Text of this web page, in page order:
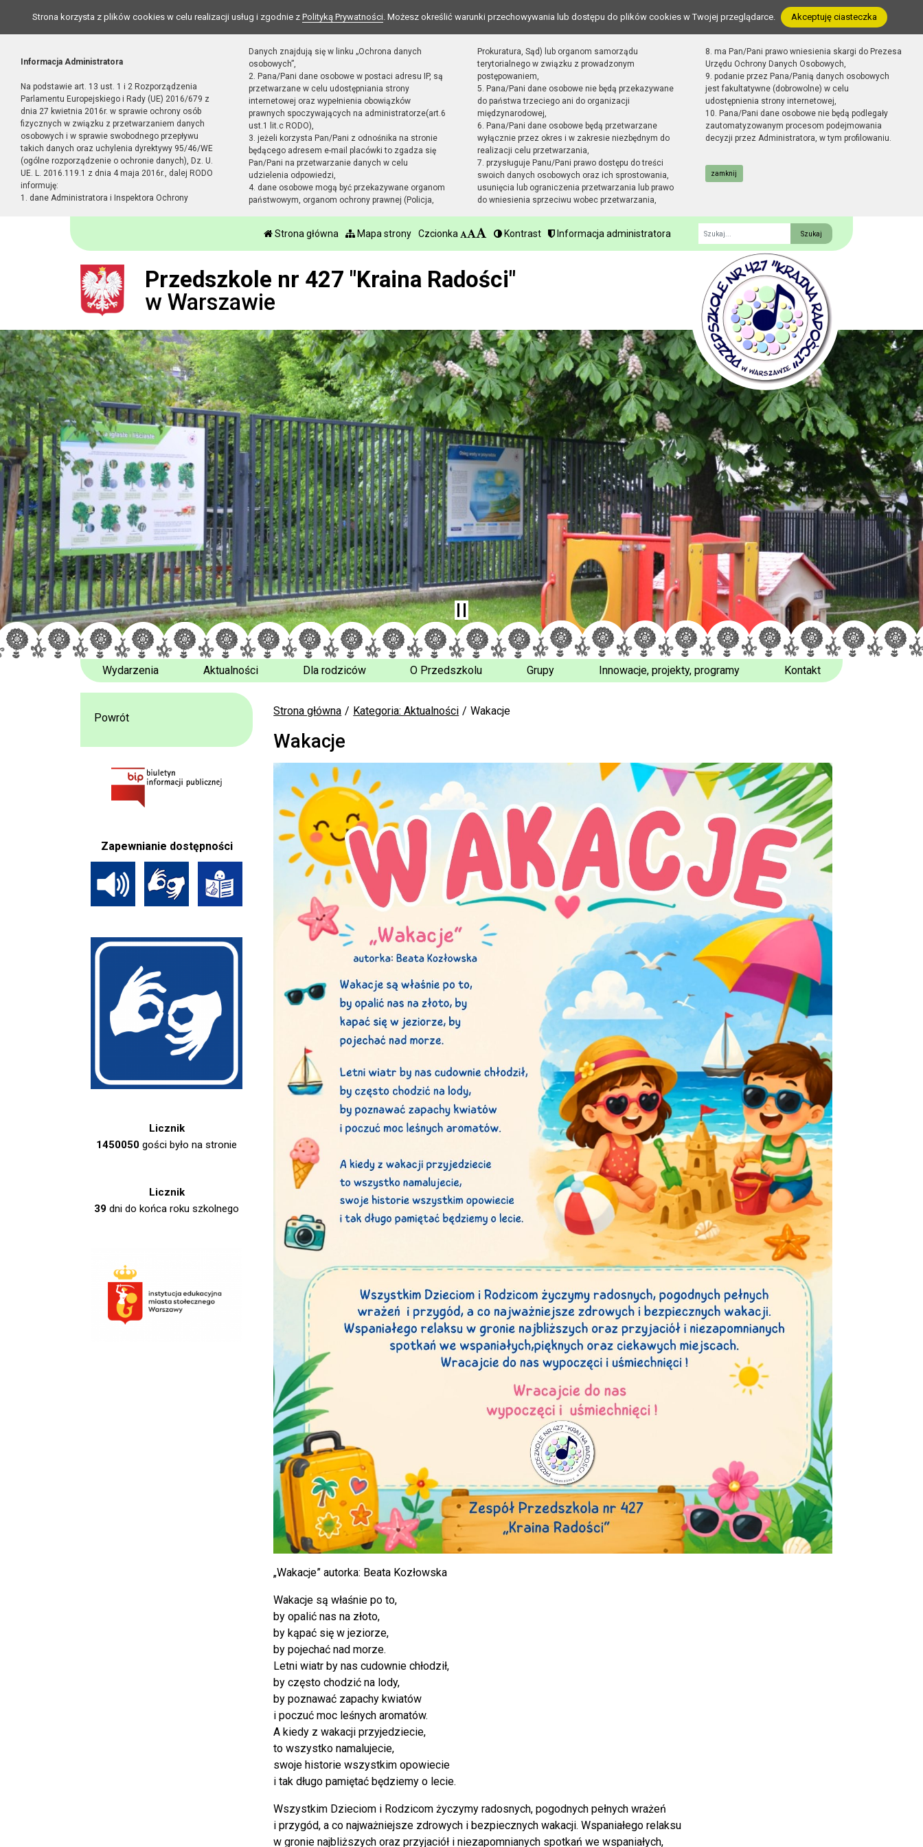
Strona korzysta z plików cookies w celu realizacji usług i zgodnie z Polityką Prywatności. Możesz określić warunki przechowywania lub dostępu do plików cookies w Twojej przeglądarce. Akceptuję ciasteczka
Informacja Administratora
Na podstawie art. 13 ust. 1 i 2 Rozporządzenia
Parlamentu Europejskiego i Rady (UE) 2016/679 z
dnia 27 kwietnia 2016r. w sprawie ochrony osób
fizycznych w związku z przetwarzaniem danych
osobowych i w sprawie swobodnego przepływu
takich danych oraz uchylenia dyrektywy 95/46/WE
(ogólne rozporządzenie o ochronie danych), Dz. U.
UE. L. 2016.119.1 z dnia 4 maja 2016r., dalej RODO
informuję:
1. dane Administratora i Inspektora Ochrony
Danych znajdują się w linku „Ochrona danych
osobowych”,
2. Pana/Pani dane osobowe w postaci adresu IP, są
przetwarzane w celu udostępniania strony
internetowej oraz wypełnienia obowiązków
prawnych spoczywających na administratorze(art.6
ust.1 lit.c RODO),
3. jeżeli korzysta Pan/Pani z odnośnika na stronie
będącego adresem e-mail placówki to zgadza się
Pan/Pani na przetwarzanie danych w celu
udzielenia odpowiedzi,
4. dane osobowe mogą być przekazywane organom
państwowym, organom ochrony prawnej (Policja,
Prokuratura, Sąd) lub organom samorządu
terytorialnego w związku z prowadzonym
postępowaniem,
5. Pana/Pani dane osobowe nie będą przekazywane
do państwa trzeciego ani do organizacji
międzynarodowej,
6. Pana/Pani dane osobowe będą przetwarzane
wyłącznie przez okres i w zakresie niezbędnym do
realizacji celu przetwarzania,
7. przysługuje Panu/Pani prawo dostępu do treści
swoich danych osobowych oraz ich sprostowania,
usunięcia lub ograniczenia przetwarzania lub prawo
do wniesienia sprzeciwu wobec przetwarzania,
8. ma Pan/Pani prawo wniesienia skargi do Prezesa
Urzędu Ochrony Danych Osobowych,
9. podanie przez Pana/Panią danych osobowych
jest fakultatywne (dobrowolne) w celu
udostępnienia strony internetowej,
10. Pana/Pani dane osobowe nie będą podlegały
zautomatyzowanym procesom podejmowania
decyzji przez Administratora, w tym profilowaniu.
zamknij
Strona główna Mapa strony Czcionka Kontrast Informacja administratora
Fraza
Przedszkole nr 427 "Kraina Radości"
w Warszawie
Wydarzenia Aktualności Dla rodziców O Przedszkolu Grupy Innowacje, projekty, programy Kontakt
Strona główna Kategoria: Aktualności Wakacje
Wakacje
„Wakacje” autorka: Beata Kozłowska
Wakacje są właśnie po to,
by opalić nas na złoto,
by kąpać się w jeziorze,
by pojechać nad morze.
Letni wiatr by nas cudownie chłodził,
by często chodzić na lody,
by poznawać zapachy kwiatów
i poczuć moc leśnych aromatów.
A kiedy z wakacji przyjedziecie,
to wszystko namalujecie,
swoje historie wszystkim opowiecie
i tak długo pamiętać będziemy o lecie.
Wszystkim Dzieciom i Rodzicom życzymy radosnych, pogodnych pełnych wrażeń
i przygód, a co najważniejsze zdrowych i bezpiecznych wakacji. Wspaniałego relaksu
w gronie najbliższych oraz przyjaciół i niezapomnianych spotkań we wspaniałych,
Powrót
Zapewnianie dostępności
Licznik
1450050 gości było na stronie
Licznik
39 dni do końca roku szkolnego